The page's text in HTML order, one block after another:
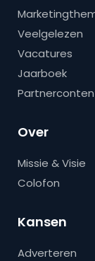
Veelgelezen
Vacatures
Jaarboek
Over
Missie & Visie
Colofon
Kansen
Adverteren